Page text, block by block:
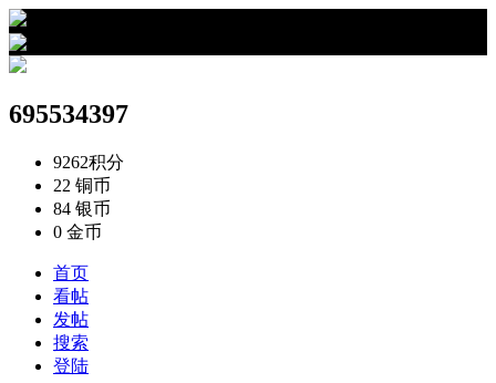
695534397
9262积分
22 铜币
84 银币
0 金币
首页
看帖
发帖
搜索
登陆